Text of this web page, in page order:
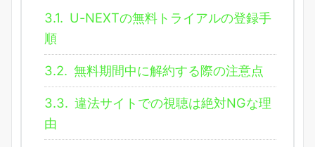
3.1. U-NEXTの無料トライアルの登録手
順
3.2. 無料期間中に解約する際の注意点
3.3. 違法サイトでの視聴は絶対NGな理
由